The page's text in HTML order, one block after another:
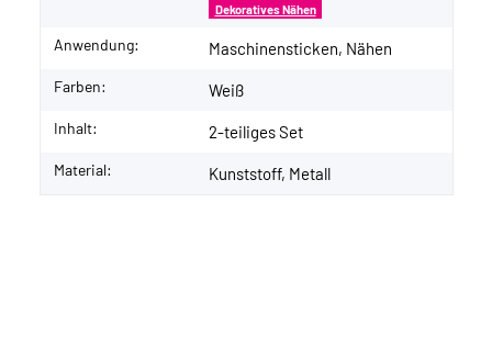
Dekoratives Nähen
Anwendung: Maschinensticken, Nähen
Farben: Weiß
Inhalt: 2-teiliges Set
Material: Kunststoff, Metall